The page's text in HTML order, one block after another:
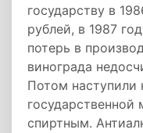
государству в
рублей, в 1987
потерь в
винограда
Потом наступили
спиртным.